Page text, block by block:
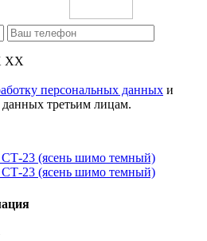
XX
персональных данных и
данных третьим лицам.